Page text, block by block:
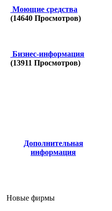
Моющие средства
(14640 Просмотров)
Бизнес-информация
(13911 Просмотров)
Дополнительная
информация
Новые фирмы